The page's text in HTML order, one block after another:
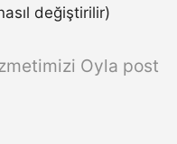
değiştirilir)
Oyla post